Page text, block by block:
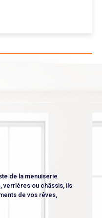
de la menuiserie
verrières ou châssis, ils
de vos rêves,